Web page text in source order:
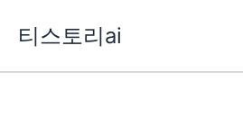
티스토리ai